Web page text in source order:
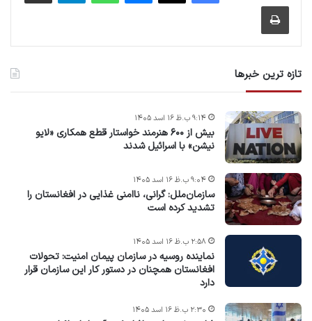
تازه ترین خبرها
بیش از ۶۰۰ هنرمند خواستار قطع همکاری «لایو
نیشن» با اسرائیل شدند
۹:۱۴ ب.ظ ۱۶ اسد ۱۴۰۵
سازمان‌ملل: گرانی، ناامنی غذایی در افغانستان را
تشدید کرده است
۹:۰۴ ب.ظ ۱۶ اسد ۱۴۰۵
نماینده روسیه در سازمان پیمان امنیت: تحولات
افغانستان همچنان در دستور کار این سازمان قرار
دارد
۲:۵۸ ب.ظ ۱۶ اسد ۱۴۰۵
۲:۳۰ ب.ظ ۱۶ اسد ۱۴۰۵